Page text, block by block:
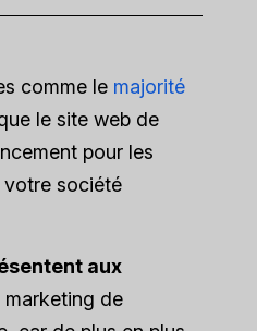
comme le majorité
le site web de
pour les
votre société
aux
de